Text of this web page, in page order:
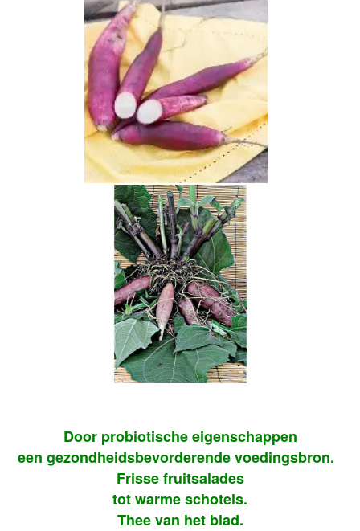
Door probiotische eigenschappen
een gezondheidsbevorderende voedingsbron.
Frisse fruitsalades
tot warme schotels.
Thee van het blad.